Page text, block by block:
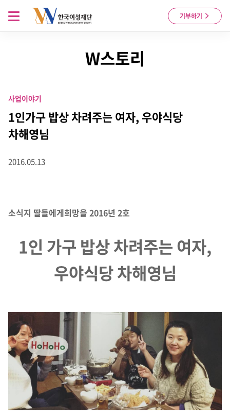
Skip to content
기부하기
메뉴 열기
W스토리
사업이야기
1인가구 밥상 차려주는 여자, 우야식당
차해영님
2016.05.13
소식지 딸들에게희망을 2016년 2호
1인 가구 밥상 차려주는 여자,
우야식당 차해영님